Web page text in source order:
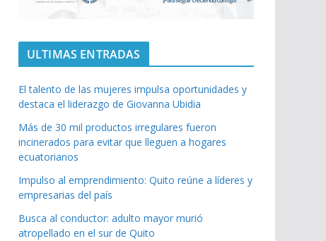
ULTIMAS ENTRADAS
El talento de las mujeres impulsa oportunidades y
destaca el liderazgo de Giovanna Ubidia
Más de 30 mil productos irregulares fueron
incinerados para evitar que lleguen a hogares
ecuatorianos
Impulso al emprendimiento: Quito reúne a líderes y
empresarias del país
Busca al conductor: adulto mayor murió
atropellado en el sur de Quito